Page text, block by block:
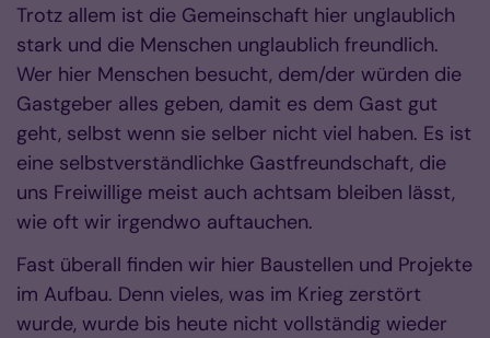
Trotz allem ist die Gemeinschaft hier unglaublich
stark und die Menschen unglaublich freundlich.
Wer hier Menschen besucht, dem/der würden die
Gastgeber alles geben, damit es dem Gast gut
geht, selbst wenn sie selber nicht viel haben. Es ist
eine selbstverständlichke Gastfreundschaft, die
uns Freiwillige meist auch achtsam bleiben lässt,
wie oft wir irgendwo auftauchen.
Fast überall finden wir hier Baustellen und Projekte
im Aufbau. Denn vieles, was im Krieg zerstört
wurde, wurde bis heute nicht vollständig wieder